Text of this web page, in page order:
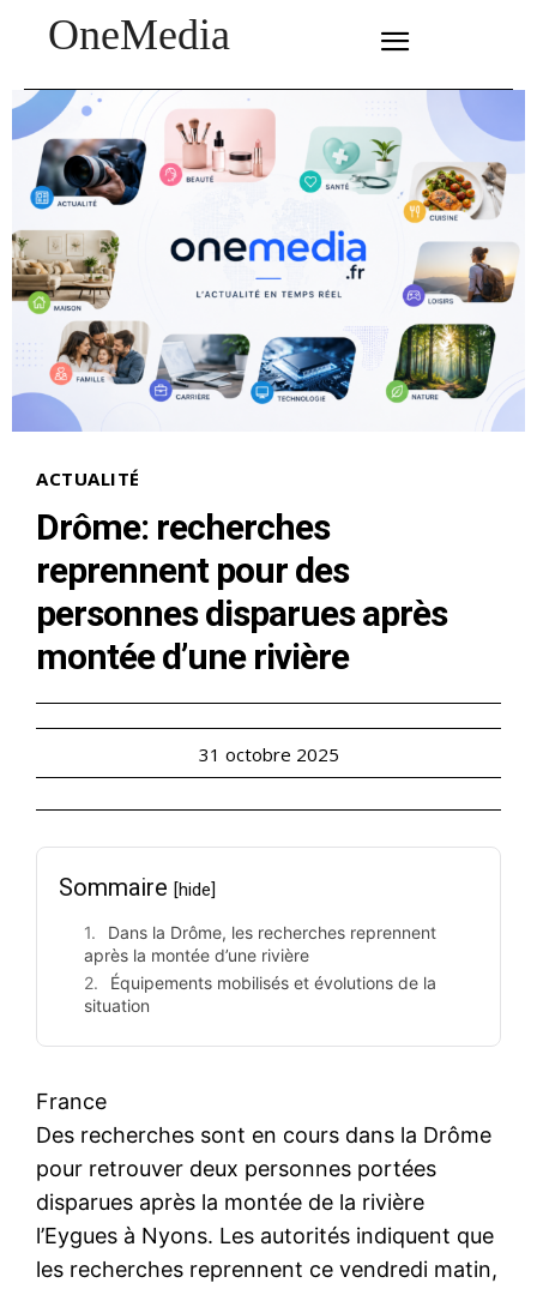
OneMedia
ACTUALITÉ
Drôme: recherches
reprennent pour des
personnes disparues après
montée d’une rivière
31 octobre 2025
Sommaire [hide]
Dans la Drôme, les recherches reprennent
après la montée d’une rivière
Équipements mobilisés et évolutions de la
situation
France
Des recherches sont en cours dans la Drôme
pour retrouver deux personnes portées
disparues après la montée de la rivière
l’Eygues à Nyons. Les autorités indiquent que
les recherches reprennent ce vendredi matin,